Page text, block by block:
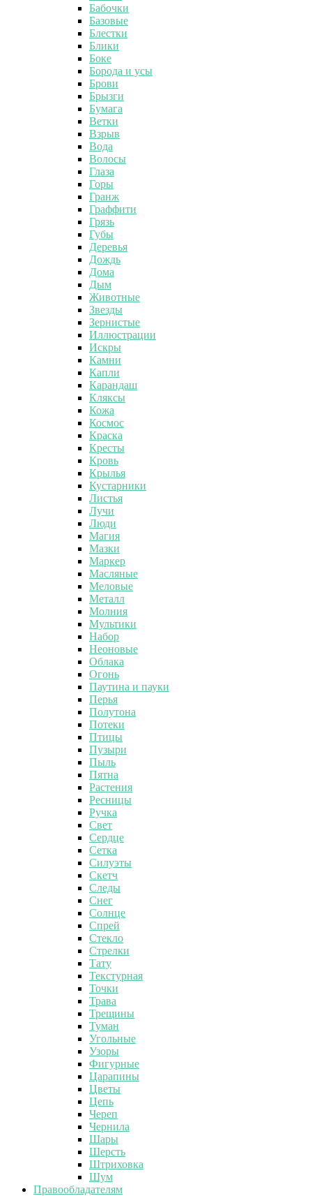
Бабочки
Базовые
Блестки
Блики
Боке
Борода и усы
Брови
Брызги
Бумага
Ветки
Взрыв
Вода
Волосы
Глаза
Горы
Гранж
Граффити
Грязь
Губы
Деревья
Дождь
Дома
Дым
Животные
Звезды
Зернистые
Иллюстрации
Искры
Камни
Капли
Карандаш
Кляксы
Кожа
Космос
Краска
Кресты
Кровь
Крылья
Кустарники
Листья
Лучи
Люди
Магия
Мазки
Маркер
Масляные
Меловые
Металл
Молния
Мультики
Набор
Неоновые
Облака
Огонь
Паутина и пауки
Перья
Полутона
Потеки
Птицы
Пузыри
Пыль
Пятна
Растения
Ресницы
Ручка
Свет
Сердце
Сетка
Силуэты
Скетч
Следы
Снег
Солнце
Спрей
Стекло
Стрелки
Тату
Текстурная
Точки
Трава
Трещины
Туман
Угольные
Узоры
Фигурные
Царапины
Цветы
Цепь
Череп
Чернила
Шары
Шерсть
Штриховка
Шум
Правообладателям